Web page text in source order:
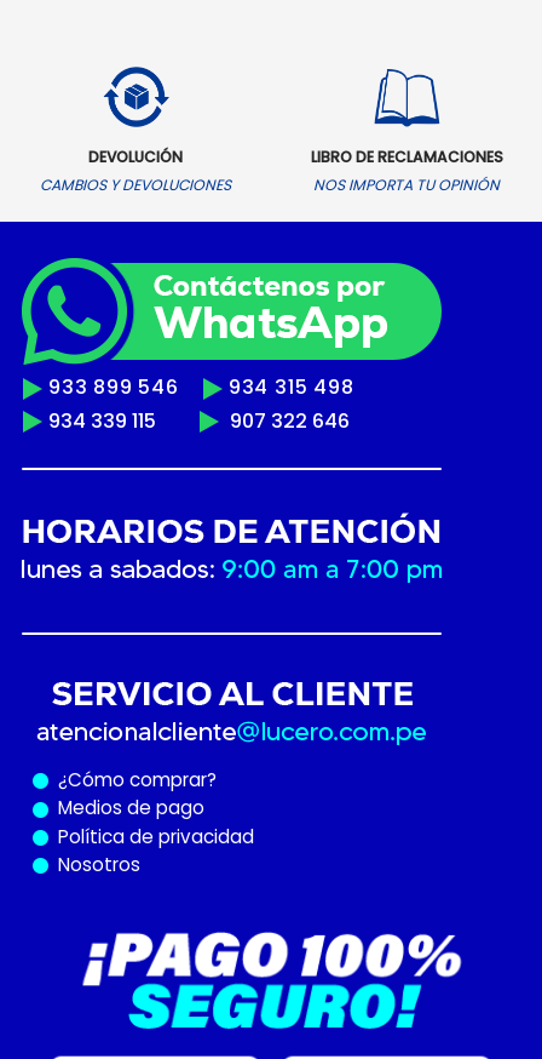
DEVOLUCIÓN
CAMBIOS Y DEVOLUCIONES
LIBRO DE RECLAMACIONES
NOS IMPORTA TU OPINIÓN
933 899 546
934 315 498
934 339 115
907 322 646
¿Cómo comprar?
Medios de pago
Política de privacidad
Nosotros